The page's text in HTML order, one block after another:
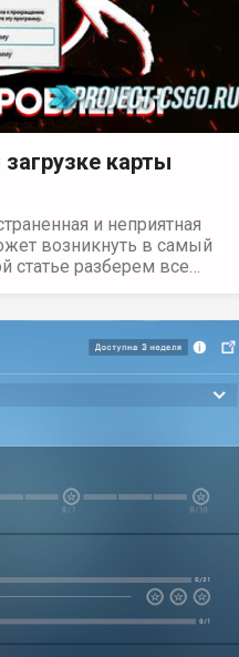
карты
и неприятная
возникнуть в самый
статье разберем все…